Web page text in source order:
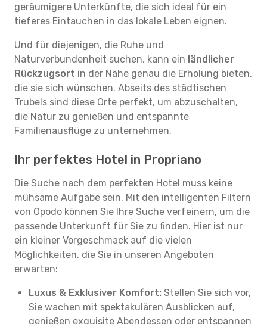
geräumigere Unterkünfte, die sich ideal für ein
tieferes Eintauchen in das lokale Leben eignen.
Und für diejenigen, die Ruhe und
Naturverbundenheit suchen, kann ein ländlicher
Rückzugsort in der Nähe genau die Erholung bieten,
die sie sich wünschen. Abseits des städtischen
Trubels sind diese Orte perfekt, um abzuschalten,
die Natur zu genießen und entspannte
Familienausflüge zu unternehmen.
Ihr perfektes Hotel in Propriano
Die Suche nach dem perfekten Hotel muss keine
mühsame Aufgabe sein. Mit den intelligenten Filtern
von Opodo können Sie Ihre Suche verfeinern, um die
passende Unterkunft für Sie zu finden. Hier ist nur
ein kleiner Vorgeschmack auf die vielen
Möglichkeiten, die Sie in unseren Angeboten
erwarten:
Luxus & Exklusiver Komfort: Stellen Sie sich vor,
Sie wachen mit spektakulären Ausblicken auf,
genießen exquisite Abendessen oder entspannen